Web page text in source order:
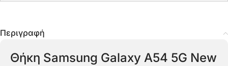
Περιγραφή
Θήκη Samsung Galaxy A54 5G New